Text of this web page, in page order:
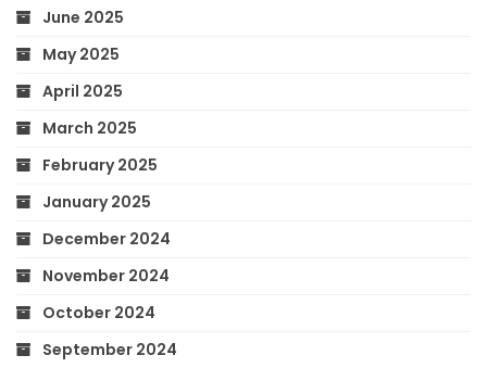
June 2025
May 2025
April 2025
March 2025
February 2025
January 2025
December 2024
November 2024
October 2024
September 2024